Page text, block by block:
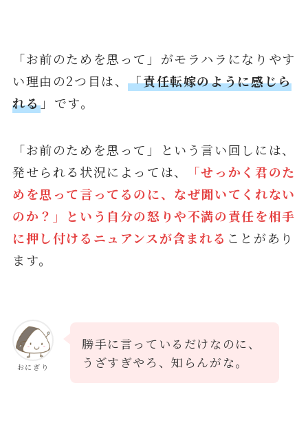
「お前のためを思って」がモラハラになりやす
い理由の2つ目は、「責任転嫁のように感じら
れる 」です。
「お前のためを思って」という言い回しには、
発せられる状況によっては、
「せっかく君のた
めを思って言ってるのに、なぜ聞いてくれない
のか？」という自分の怒りや不満の責任を相手
に押し付けるニュアンスが含まれる ことがあり
ます。
おにぎり
勝手に言っているだけなのに、
うざすぎやろ、知らんがな。